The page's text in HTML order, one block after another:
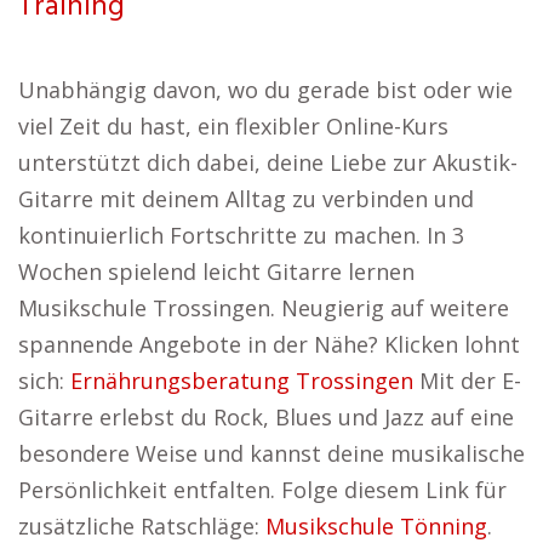
Unabhängig davon, wo du gerade bist oder wie
viel Zeit du hast, ein flexibler Online-Kurs
unterstützt dich dabei, deine Liebe zur Akustik-
Gitarre mit deinem Alltag zu verbinden und
kontinuierlich Fortschritte zu machen. In 3
Wochen spielend leicht Gitarre lernen
Musikschule Trossingen. Neugierig auf weitere
spannende Angebote in der Nähe? Klicken lohnt
sich: Ernährungsberatung Trossingen Mit der E-
Gitarre erlebst du Rock, Blues und Jazz auf eine
besondere Weise und kannst deine musikalische
Persönlichkeit entfalten. Folge diesem Link für
zusätzliche Ratschläge: Musikschule Tönning.